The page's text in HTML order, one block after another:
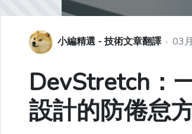
小編精選 - 技術文章翻譯 · 03
DevStretch：
設計的防倦怠